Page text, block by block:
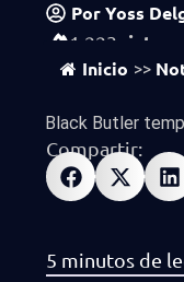
PorYoss
1,223 vistas
Inicio >>
Black Butler
Compartir: